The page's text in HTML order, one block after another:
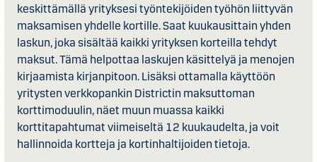
keskittämällä yrityksesi työntekijöiden työhön liittyvän
maksamisen yhdelle kortille. Saat kuukausittain yhden
laskun, joka sisältää kaikki yrityksen korteilla tehdyt
maksut. Tämä helpottaa laskujen käsittelyä ja menojen
kirjaamista kirjanpitoon. Lisäksi ottamalla käyttöön
yritysten verkkopankin Districtin maksuttoman
korttimoduulin, näet muun muassa kaikki
korttitapahtumat viimeiseltä 12 kuukaudelta, ja voit
hallinnoida kortteja ja kortinhaltijoiden tietoja.